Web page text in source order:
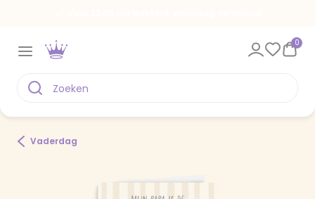
0
Vaderdag